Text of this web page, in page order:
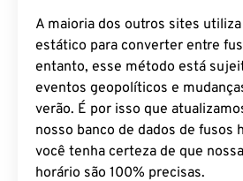
A maioria dos outros sites
estático para converter entre
entanto, esse método está
eventos geopolíticos e
verão. É por isso que
nosso banco de dados de fusos
você tenha certeza de que
horário são 100% precisas.